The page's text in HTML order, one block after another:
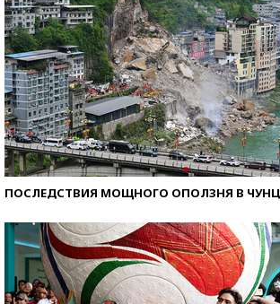
ПОСЛЕДСТВИЯ МОЩНОГО ОПОЛЗНЯ В